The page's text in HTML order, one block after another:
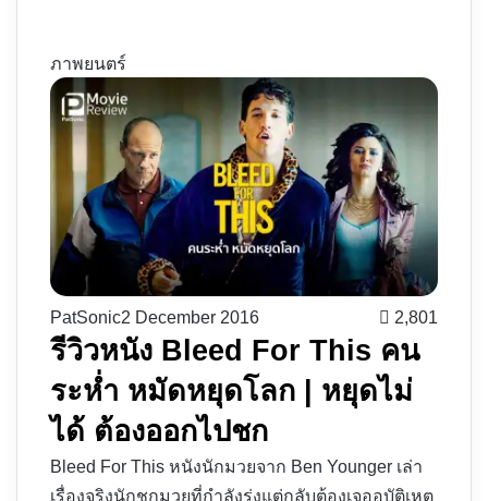
ภาพยนตร์
PatSonic2 December 2016 2,801
รีวิวหนัง Bleed For This คน
ระห่ำ หมัดหยุดโลก | หยุดไม่
ได้ ต้องออกไปชก
Bleed For This หนังนักมวยจาก Ben Younger เล่า
เรื่องจริงนักชกมวยที่กำลังรุ่งแต่กลับต้องเจออุบัติเหตุ